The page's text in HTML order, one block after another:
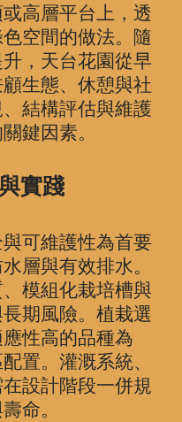
高層平台上，透
空間的做法。隨
，天台花園從早
生態、休憩與社
結構評估與維護
鍵因素。
實踐
可維護性為首要
層與有效排水。
模組化栽培槽與
期風險。植栽選
性高的品種為
置。灌溉系統、
設計階段一併規
命。